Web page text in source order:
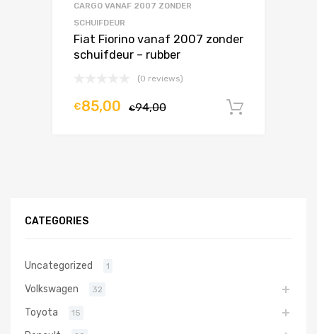
CARGO VANAF 2007 ZONDER
SCHUIFDEUR
Fiat Fiorino vanaf 2007 zonder
schuifdeur – rubber
(0 reviews)
€94,00
€85,00
CATEGORIES
Uncategorized 1
Volkswagen 32
Toyota 15